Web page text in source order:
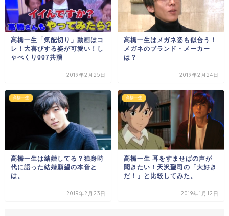
高橋一生「気配切り」動画はコ
レ！大喜びする姿が可愛い！し
ゃべくり007共演
2019年2月25日
高橋一生はメガネ姿も似合う！
メガネのブランド・メーカー
は？
2019年2月24日
高橋一生
高橋一生は結婚してる？独身時
代に語った結婚願望の本音と
は。
2019年2月23日
高橋一生
高橋一生 耳をすませばの声が
聞きたい！天沢聖司の「大好き
だ！」と比較してみた。
2019年1月12日